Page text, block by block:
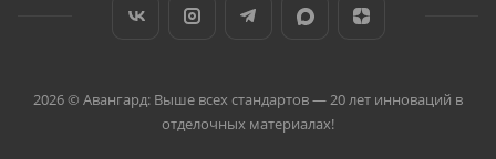
2026 © Авангард: Выше всех стандартов — 20 лет инноваций в
отделочных материалах!